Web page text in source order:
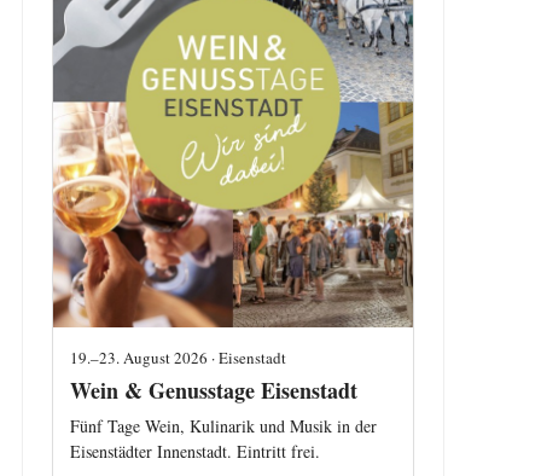
19.–23. August 2026 · Eisenstadt
Wein & Genusstage Eisenstadt
Fünf Tage Wein, Kulinarik und Musik in der
Eisenstädter Innenstadt. Eintritt frei.